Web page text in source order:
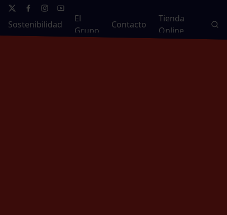
Sostenibilidad
El
Grupo
Contacto
Tienda
Online